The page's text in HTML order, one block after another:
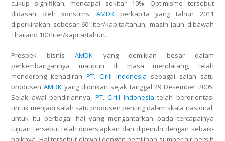
cukup signifikan, mencapai sekitar 10%. Optimisme tersebut
didasari oleh konsumsi AMDKperkapita yang tahun 2011
diperkirakan sebesar 60 liter/kapita/tahun, masih jauh dibawah
Thailand 100 liter/kapita/tahun.
Prospek bisnisAMDK yang demikian besar dalam
perkembangannya maupun di masa mendatang, telah
mendorong kehadiranPT. Cirill Indonesia sebagai salah satu
produsenAMDK yang didirikan sejak tanggal 29 Desember 2005.
Sejak awal pendiriannya, PT. Cirill Indonesia telah berorientasi
untuk menjadi salah satu produsen penting dalam skala nasional,
untuk itu berbagai hal yang mengantarkan pada tercapainya
tujuan tersebut telah dipersiapkan dan dipenuhi dengan sebaik-